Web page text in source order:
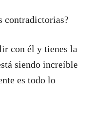
contradictorias?
con él y tienes la
siendo increíble
es todo lo